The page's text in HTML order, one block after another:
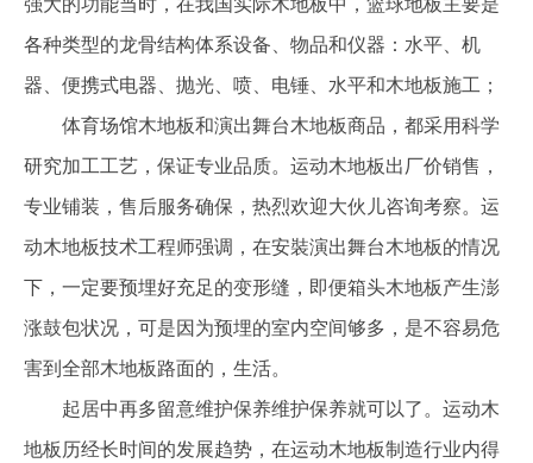
各种类型的龙骨结构体系设备、物品和仪器：水平、机
器、便携式电器、抛光、喷、电锤、水平和木地板施工；
体育场馆木地板和演出舞台木地板商品，都采用科学
研究加工工艺，保证专业品质。运动木地板出厂价销售，
专业铺装，售后服务确保，热烈欢迎大伙儿咨询考察。运
动木地板技术工程师强调，在安裝演出舞台木地板的情况
下，一定要预埋好充足的变形缝，即便箱头木地板产生澎
涨鼓包状况，可是因为预埋的室内空间够多，是不容易危
害到全部木地板路面的，生活。
起居中再多留意维护保养维护保养就可以了。运动木
地板历经长时间的发展趋势，在运动木地板制造行业内得